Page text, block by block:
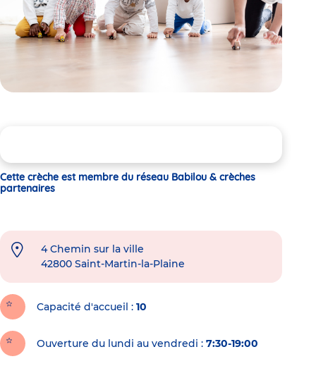
Cette crèche est membre du réseau Babilou & crèches
partenaires
4 Chemin sur la ville
42800 Saint-Martin-la-Plaine
Capacité d'accueil 10
Ouverture du lundi au vendredi : 7:30-19:00